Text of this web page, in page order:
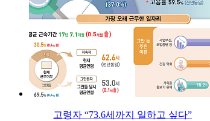
고령자 “73.6세까지 일하고 싶다”